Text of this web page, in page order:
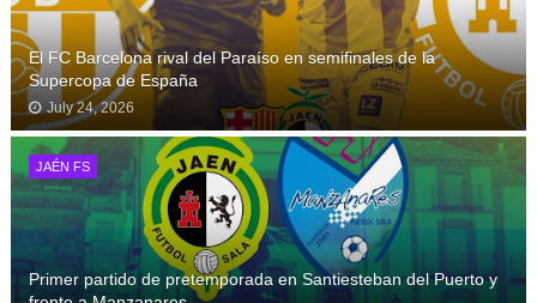
El FC Barcelona rival del Paraíso en semifinales de la
Supercopa de España
July 24, 2026
JAÉN FS
Primer partido de pretemporada en Santiesteban del Puerto y